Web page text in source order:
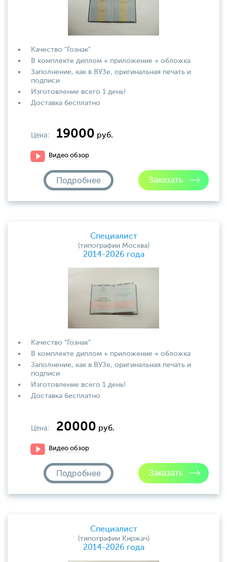
Качество "Гознак"
В комплекте диплом + приложение + обложка
Заполнение, как в ВУЗе, оригинальная печать и
подписи
Изготовление всего 1 день!
Доставка бесплатно
Цена: 19000 руб.
Видео обзор
Подробнее
Специалист
(типографии Москва)
2014-2026 года
Качество "Гознак"
В комплекте диплом + приложение + обложка
Заполнение, как в ВУЗе, оригинальная печать и
подписи
Изготовление всего 1 день!
Доставка бесплатно
Цена: 20000 руб.
Видео обзор
Подробнее
Специалист
(типографии Киржач)
2014-2026 года